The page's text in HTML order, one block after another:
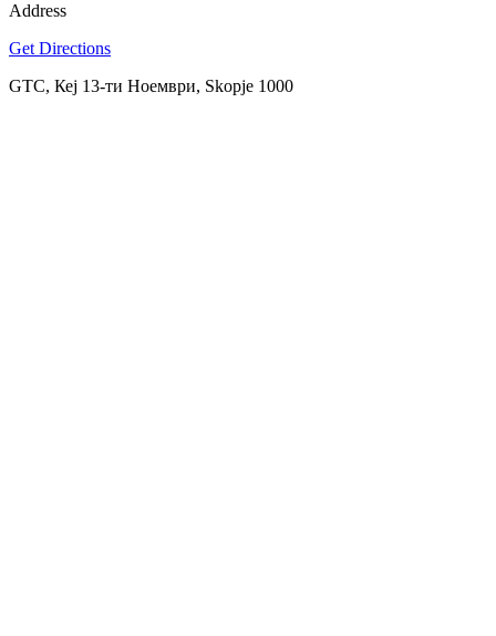
Address
Get Directions
GTC, Кеј 13-ти Ноември, Skopje 1000